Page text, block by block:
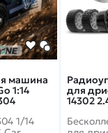
машина
1:14
1/14
для
14302